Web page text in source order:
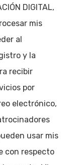
DIGITAL,
mis
al
y la
recibir
por
electrónico,
usar mis
con respecto